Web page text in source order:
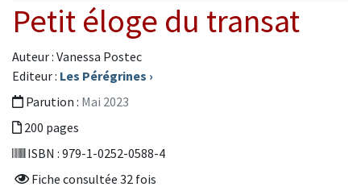
Petit éloge du transat
Auteur : Vanessa Postec
Editeur : Les Pérégrines ›
Parution : Mai 2023
200 pages
ISBN : 979-1-0252-0588-4
Fiche consultée 32 fois